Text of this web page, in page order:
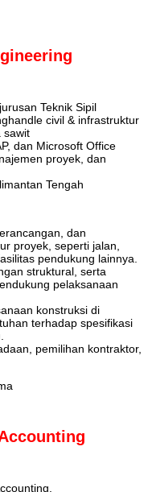
Teknik Sipil
civil & infrastruktur
sawit
dan Microsoft Office
proyek, dan
Tengah
dan
proyek, seperti jalan,
pendukung lainnya.
struktural, serta
pelaksanaan
konstruksi di
terhadap spesifikasi
pemilihan kontraktor,